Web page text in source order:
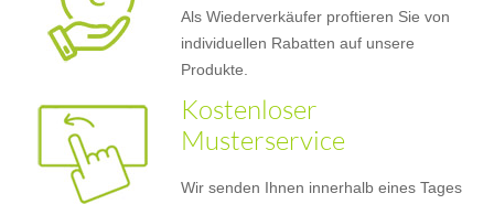
Als Wiederverkäufer proftieren Sie von
individuellen Rabatten auf unsere
Produkte.
Kostenloser
Musterservice
Wir senden Ihnen innerhalb eines Tages